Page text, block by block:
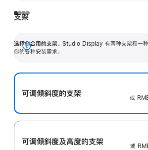
支架
选择你合用的支架。 Studio Display 有两种支架和一种
你的各种安装需求。
展
可调倾斜度的支架
或
可调倾斜度及高‍度的支‍架
或